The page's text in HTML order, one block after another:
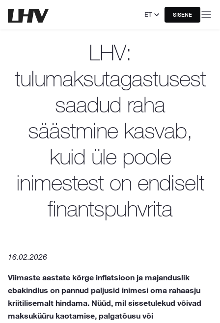
ET SISENE
LHV:
tulumaksutagastusest
saadud raha
säästmine kasvab,
kuid üle poole
inimestest on endiselt
finantspuhvrita
16.02.2026
Viimaste aastate kõrge inflatsioon ja majanduslik
ebakindlus on pannud paljusid inimesi oma rahaasju
kriitilisemalt hindama. Nüüd, mil sissetulekud võivad
maksuküüru kaotamise, palgatõusu või